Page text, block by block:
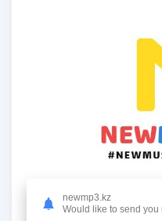
newmp3.kz
Would like to send you